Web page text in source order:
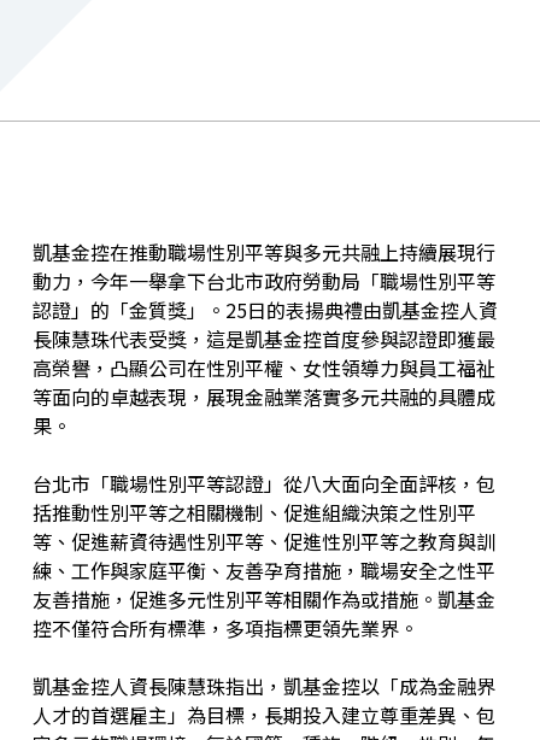
凱基金控在推動職場性別平等與多元共融上持續展現行
動力，今年一舉拿下台北市政府勞動局「職場性別平等
認證」的「金質獎」。25日的表揚典禮由凱基金控人資
長陳慧珠代表受獎，這是凱基金控首度參與認證即獲最
高榮譽，凸顯公司在性別平權、女性領導力與員工福祉
等面向的卓越表現，展現金融業落實多元共融的具體成
果。
台北市「職場性別平等認證」從八大面向全面評核，包
括推動性別平等之相關機制、促進組織決策之性別平
等、促進薪資待遇性別平等、促進性別平等之教育與訓
練、工作與家庭平衡、友善孕育措施，職場安全之性平
友善措施，促進多元性別平等相關作為或措施。凱基金
控不僅符合所有標準，多項指標更領先業界。
凱基金控人資長陳慧珠指出，凱基金控以「成為金融界
人才的首選雇主」為目標，長期投入建立尊重差異、包